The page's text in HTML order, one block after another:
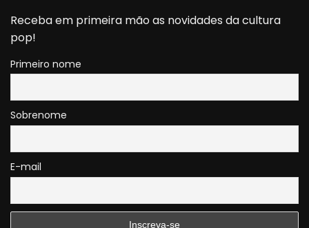
Receba em primeira mão as novidades da cultura
pop!
Primeiro nome
Sobrenome
E-mail